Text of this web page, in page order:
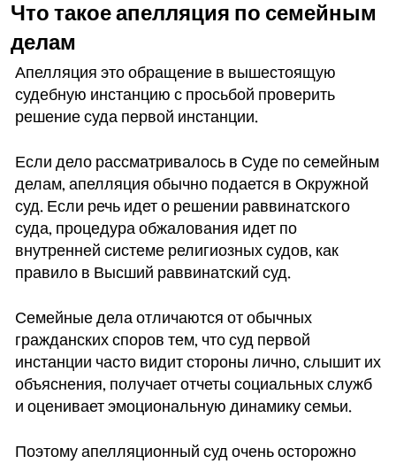
Что такое апелляция по семейным
делам
Апелляция это обращение в вышестоящую
судебную инстанцию с просьбой проверить
решение суда первой инстанции.
Если дело рассматривалось в Суде по семейным
делам, апелляция обычно подается в Окружной
суд. Если речь идет о решении раввинатского
суда, процедура обжалования идет по
внутренней системе религиозных судов, как
правило в Высший раввинатский суд.
Семейные дела отличаются от обычных
гражданских споров тем, что суд первой
инстанции часто видит стороны лично, слышит их
объяснения, получает отчеты социальных служб
и оценивает эмоциональную динамику семьи.
Поэтому апелляционный суд очень осторожно